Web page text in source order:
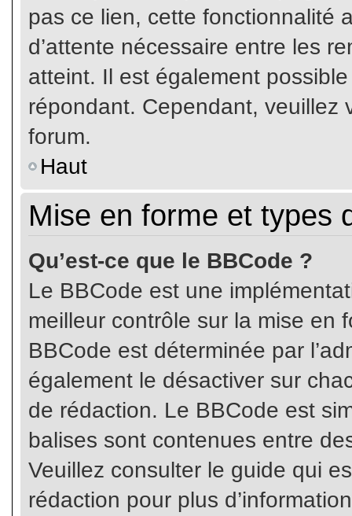
pas ce lien, cette fonctionnalité
d’attente nécessaire entre les
atteint. Il est également
répondant. Cependant, veuillez
forum.
Haut
Mise en forme et types
Qu’est-ce que le BBCode ?
Le BBCode est une
meilleur contrôle sur la mise en
BBCode est déterminée par
également le désactiver sur
de rédaction. Le BBCode est
balises sont contenues entre
Veuillez consulter le guide qui
rédaction pour plus